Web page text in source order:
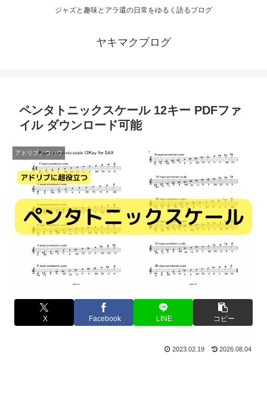
ジャズと趣味とアラ還の日常をゆるく語るブログ
ヤキマクブログ
ペンタトニックスケール 12キー PDFファ
イル ダウンロード可能
アドリブノウハウ
X Facebook LINE コピー
2023.02.19 2026.08.04